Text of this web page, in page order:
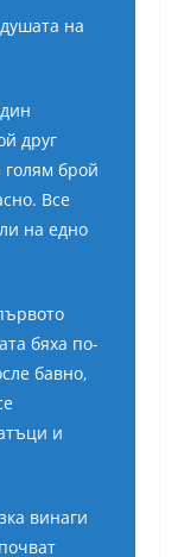
на
друг
голям брой
Все
на едно
бяха по-
бавно,
и
винаги